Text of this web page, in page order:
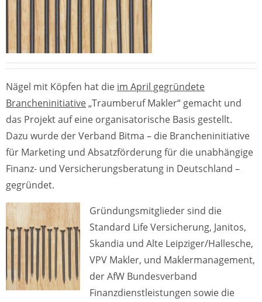
Nägel mit Köpfen hat die im April gegründete
Brancheninitiative„Traumberuf Makler“ gemacht und
das Projekt auf eine organisatorische Basis gestellt.
Dazu wurde der Verband Bitma – die Brancheninitiative
für Marketing und Absatzförderung für die unabhängige
Finanz- und Versicherungsberatung in Deutschland –
gegründet.
Gründungsmitglieder sind die
Standard Life Versicherung, Janitos,
Skandia und Alte Leipziger/Hallesche,
VPV Makler, und Maklermanagement,
der AfW Bundesverband
Finanzdienstleistungen sowie die